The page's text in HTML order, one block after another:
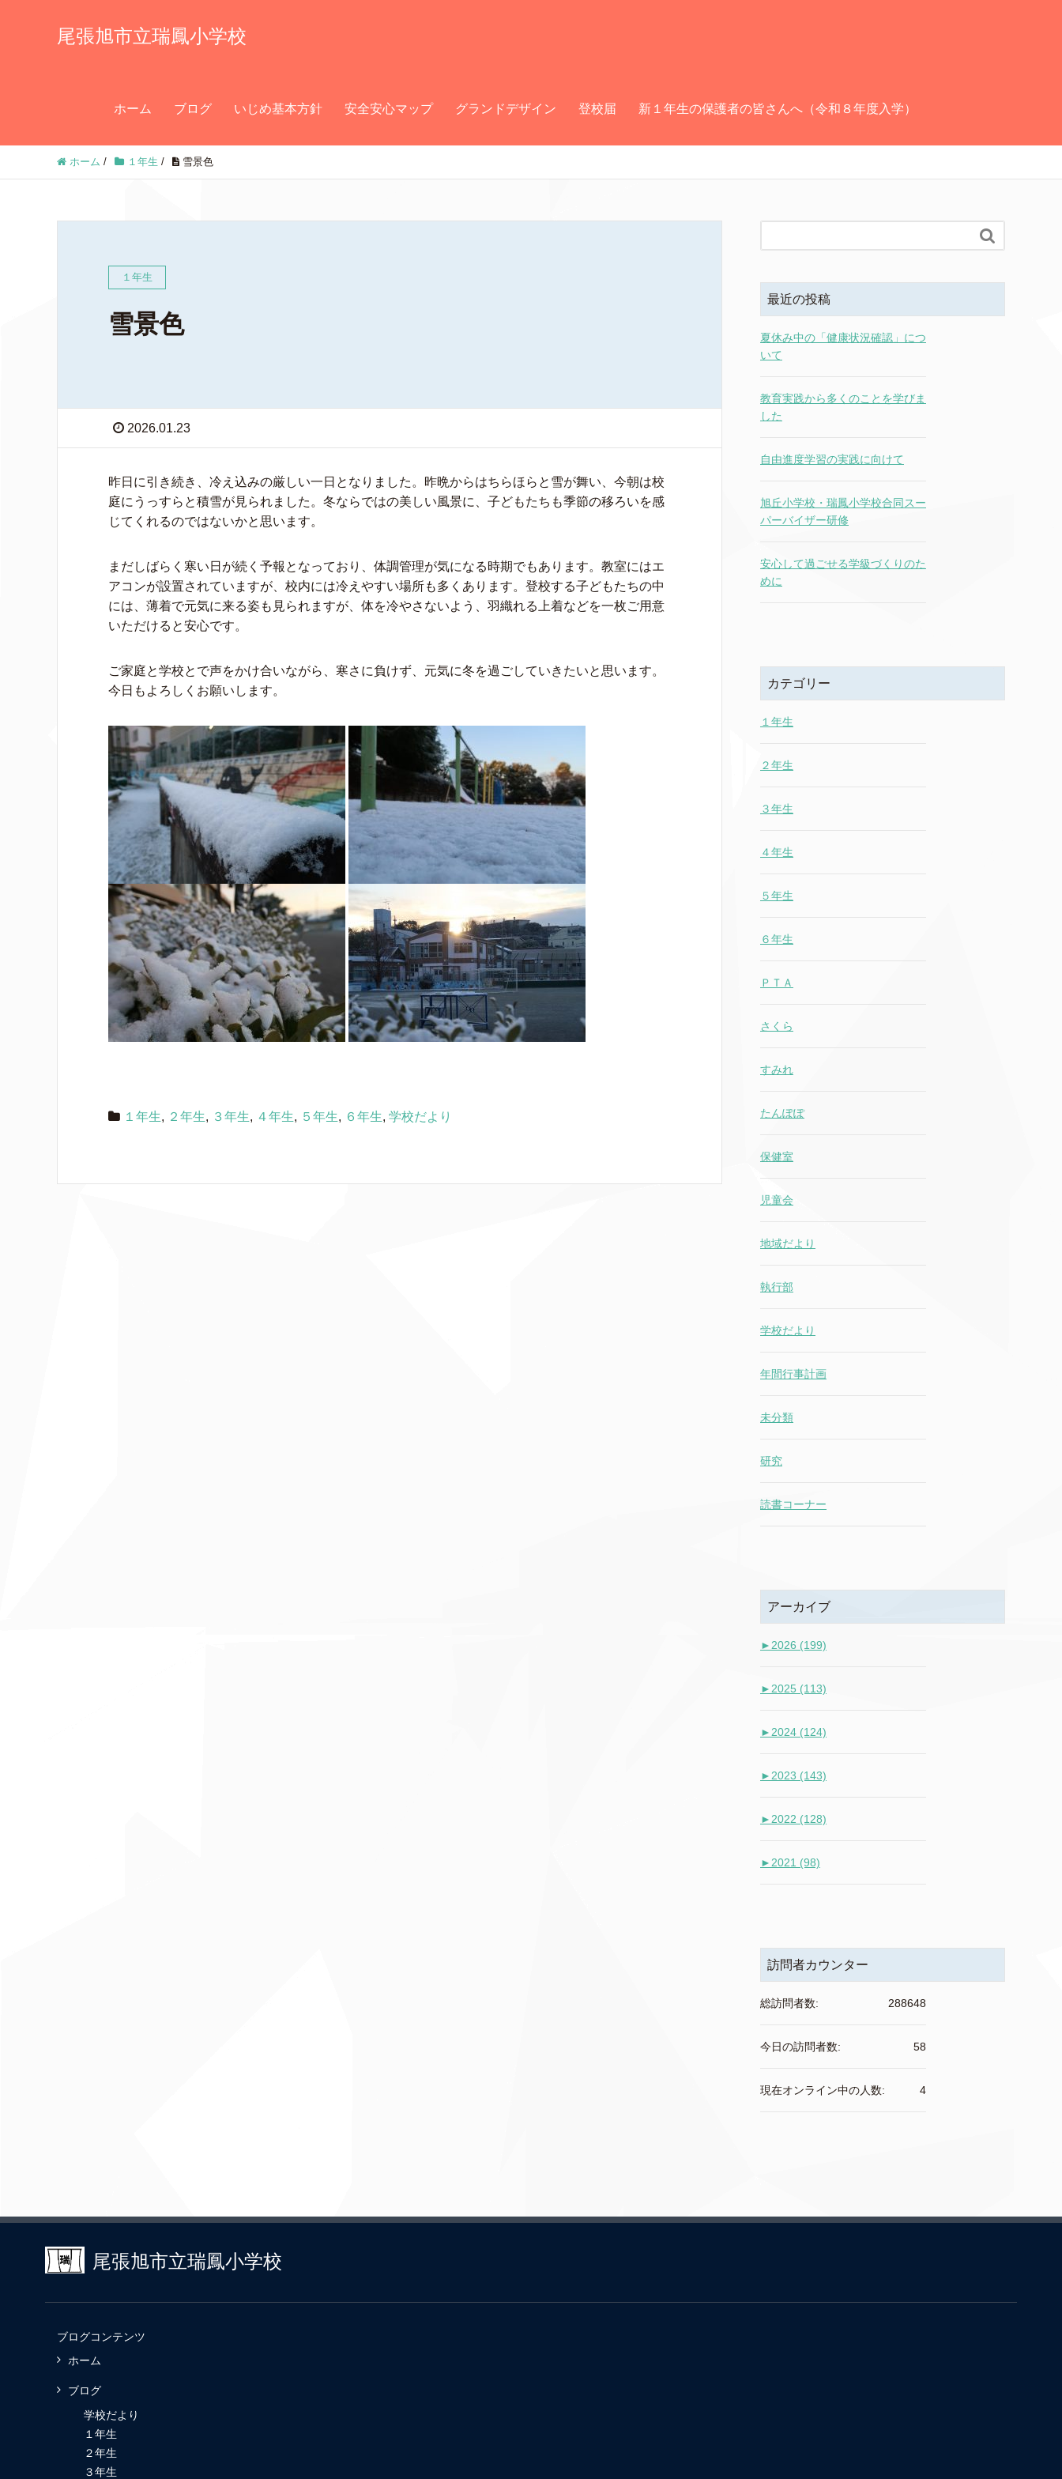
尾張旭市立瑞鳳小学校
ホーム ブログ いじめ基本方針 安全安心マップ グランドデザイン 登校届 新１年生の保護者の皆さんへ（令和８年度入学）
ホーム / １年生 / 雪景色
１年生
雪景色
2026.01.23
昨日に引き続き、冷え込みの厳しい一日となりました。昨晩からはちらほらと雪が舞い、今朝は校
庭にうっすらと積雪が見られました。冬ならではの美しい風景に、子どもたちも季節の移ろいを感
じてくれるのではないかと思います。
まだしばらく寒い日が続く予報となっており、体調管理が気になる時期でもあります。教室にはエ
アコンが設置されていますが、校内には冷えやすい場所も多くあります。登校する子どもたちの中
には、薄着で元気に来る姿も見られますが、体を冷やさないよう、羽織れる上着などを一枚ご用意
いただけると安心です。
ご家庭と学校とで声をかけ合いながら、寒さに負けず、元気に冬を過ごしていきたいと思います。
今日もよろしくお願いします。
１年生, ２年生, ３年生, ４年生, ５年生, ６年生, 学校だより

最近の投稿
夏休み中の「健康状況確認」につ
いて
教育実践から多くのことを学びま
した
自由進度学習の実践に向けて
旭丘小学校・瑞鳳小学校合同スー
パーバイザー研修
安心して過ごせる学級づくりのた
めに
カテゴリー
１年生
２年生
３年生
４年生
５年生
６年生
ＰＴＡ
さくら
すみれ
たんぽぽ
保健室
児童会
地域だより
執行部
学校だより
年間行事計画
未分類
研究
読書コーナー
アーカイブ
► 2026 (199)
► 2025 (113)
► 2024 (124)
► 2023 (143)
► 2022 (128)
► 2021 (98)
訪問者カウンター
288648
総訪問者数:
58
今日の訪問者数:
4
現在オンライン中の人数:
尾張旭市立瑞鳳小学校
ブログコンテンツ
ホーム
ブログ
学校だより
１年生
２年生
３年生